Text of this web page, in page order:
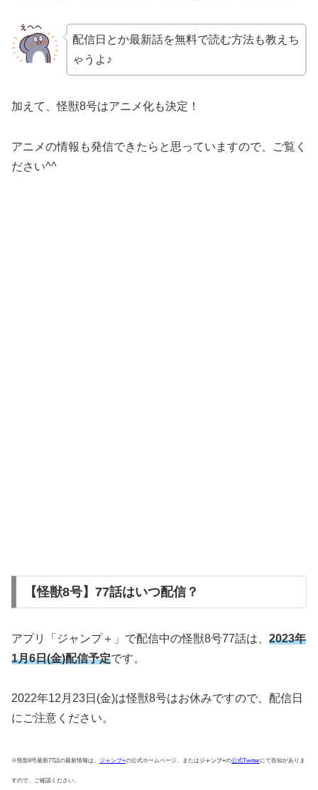
配信日とか最新話を無料で読む方法も教えち
ゃうよ♪
加えて、怪獣8号はアニメ化も決定！
アニメの情報も発信できたらと思っていますので、ご覧く
ださい^^
【怪獣8号】77話はいつ配信？
アプリ「ジャンプ＋」で配信中の怪獣8号77話は、 2023年
1月6日(金)配信予定です。
2022年12月23日(金)は怪獣8号はお休みですので、配信日
にご注意ください。
※怪獣8号最新77話の最新情報は、 ジャンプ+の公式ホームページ、または ジャンプ+の公式Twitterにて告知がありま
すので、ご確認ください。